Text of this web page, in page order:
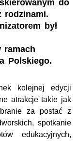
do
rodzinami.
był
ramach
Polskiego.
kolejnej edycji
atrakcje takie jak
za postać z
spotkanie
edukacyjnych,